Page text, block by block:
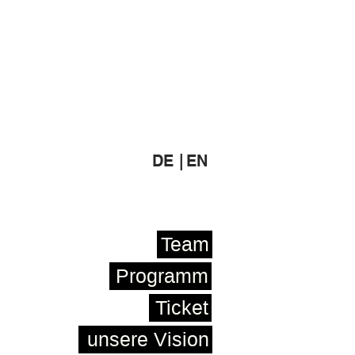
DE | EN
Team
Programm
Ticket
unsere Vision